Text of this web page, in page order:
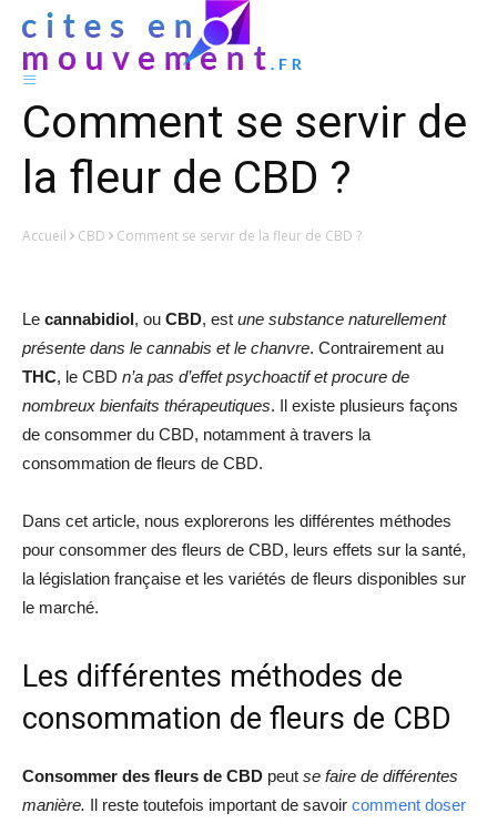
Comment se servir de
la fleur de CBD ?
Accueil CBD Comment se servir de la fleur de CBD ?
Le cannabidiol, ou CBD, est une substance naturellement
présente dans le cannabis et le chanvre. Contrairement au
THC, le CBD n’a pas d’effet psychoactif et procure de
nombreux bienfaits thérapeutiques. Il existe plusieurs façons
de consommer du CBD, notamment à travers la
consommation de fleurs de CBD.
Dans cet article, nous explorerons les différentes méthodes
pour consommer des fleurs de CBD, leurs effets sur la santé,
la législation française et les variétés de fleurs disponibles sur
le marché.
Les différentes méthodes de
consommation de fleurs de CBD
Consommer des fleurs de CBD peut se faire de différentes
manière. Il reste toutefois important de savoir comment doser